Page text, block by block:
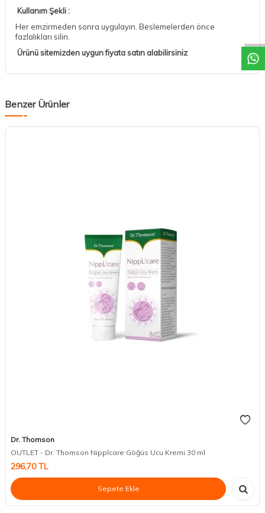
Kullanım Şekli :
Her emzirmeden sonra uygulayın. Beslemelerden önce
fazlalıkları silin.
Ürünü sitemizden uygun fiyata satın alabilirsiniz
Benzer Ürünler
Dr. Thomson
OUTLET - Dr. Thomson Nipplcare Göğüs Ucu Kremi 30 ml
296,70TL
Sepete Ekle